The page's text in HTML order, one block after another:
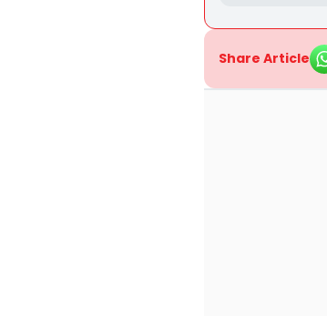
Share Article